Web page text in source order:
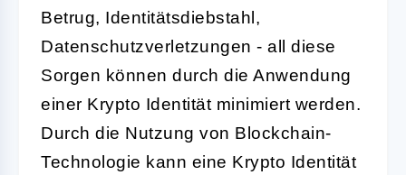
Betrug, Identitätsdiebstahl,
Datenschutzverletzungen - all diese
Sorgen können durch die Anwendung
einer Krypto Identität minimiert werden.
Durch die Nutzung von Blockchain-
Technologie kann eine Krypto Identität